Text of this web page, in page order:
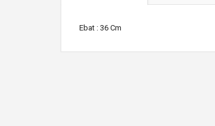
Ebat : 36 Cm